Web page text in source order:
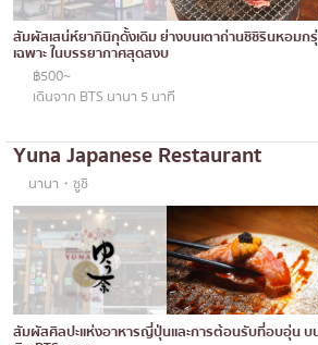
ชาบูชาบู/สุกี้ยากี้
แกงกะหรี่ญี่ปุ่น
ไก่ย่างเสียบไม้สไตล์ญี่ปุ่น
โซบะ/อุด้ง
ขนมหวานญี่ปุ่น
เทมปุระ
โอมากาเสะ
ร้านอาหารญี่ปุ่นระดับพรีเมียม
ซาชิมิ/อาหารทะเล
ทองหล่อ
เอกมัย
พร้อมพงษ์
อโศก
อารีย์
สีลม
สาทร
อ่อนนุช
พระราม 9
บทความที่KOLแนะนำ
สัมผัสเสน่ห์ยากินิกุดั้งเดิม ย่างบนเตาถ่านชิชิรินหอม
เฉพาะ ในบรรยากาศสุดสงบ
฿500~
เดินจาก BTS นานา 5 นาที
Yuna Japanese Restaurant
นานา・ซูชิ
สัมผัสศิลปะแห่งอาหารญี่ปุ่นและการต้อนรับที่อบอุ่น บ